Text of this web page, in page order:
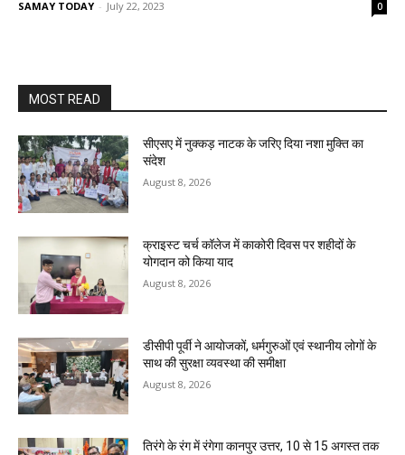
SAMAY TODAY - July 22, 2023 0
MOST READ
सीएसए में नुक्कड़ नाटक के जरिए दिया नशा मुक्ति का
संदेश
August 8, 2026
क्राइस्ट चर्च कॉलेज में काकोरी दिवस पर शहीदों के
योगदान को किया याद
August 8, 2026
डीसीपी पूर्वी ने आयोजकों, धर्मगुरुओं एवं स्थानीय लोगों के
साथ की सुरक्षा व्यवस्था की समीक्षा
August 8, 2026
तिरंगे के रंग में रंगेगा कानपुर उत्तर, 10 से 15 अगस्त तक